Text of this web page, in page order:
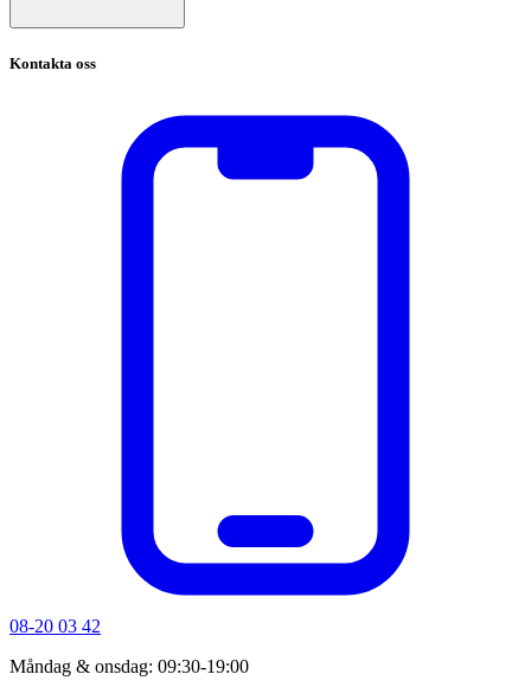
Kontakta oss
08-20 03 42
Måndag & onsdag: 09:30-19:00